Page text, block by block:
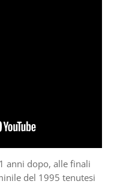
anni dopo, alle finali
del 1995 tenutesi